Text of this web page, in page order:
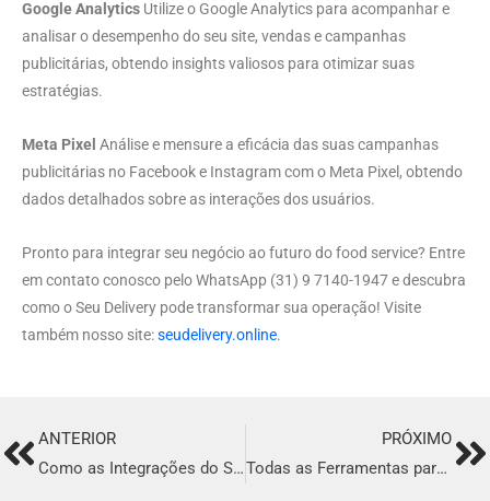
Google Analytics Utilize o Google Analytics para acompanhar e
analisar o desempenho do seu site, vendas e campanhas
publicitárias, obtendo insights valiosos para otimizar suas
estratégias.
Meta Pixel Análise e mensure a eficácia das suas campanhas
publicitárias no Facebook e Instagram com o Meta Pixel, obtendo
dados detalhados sobre as interações dos usuários.
Pronto para integrar seu negócio ao futuro do food service? Entre
em contato conosco pelo WhatsApp (31) 9 7140-1947 e descubra
como o Seu Delivery pode transformar sua operação! Visite
também nosso site:seudelivery.online.
PrevANTERIOR
Como as Integrações do Seu Delivery Podem Transformar seu Restaurante
PRÓXIMO
Todas as Ferramentas para Ajudá-lo a Ter Sucesso